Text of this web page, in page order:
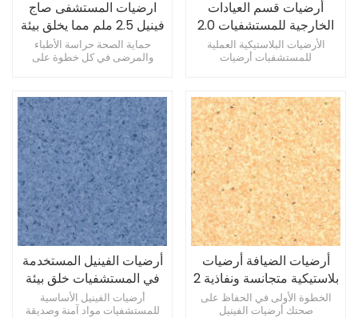
ارضيات المستشفى صاج
فينيل 2.5 ملم مما يخلق بيئة
طبية مريحة
حماية الصحة حراسة الأطباء
والمرضى في كل خطوة على
أرضيات قسم العيادات
الخارجية للمستشفيات 2.0
ملم مضادة للبكتيريا ومضادة
للانزلاق
الأرضيات البلاستيكية العملية
للمستشفيات أرضيات
المقاومة للضغط
أرضيات الفينيل المستخدمة
في المستشفيات خلق بيئة
طبية مريحة
أرضيات الفينيل الأساسية
للمستشفيات مواد آمنة وصديقة
أرضيات الضيافة أرضيات
بلاستيكية متجانسة ونفاذية 2
مم
الخطوة الأولى في الحفاظ على
صحتك أرضيات الفينيل